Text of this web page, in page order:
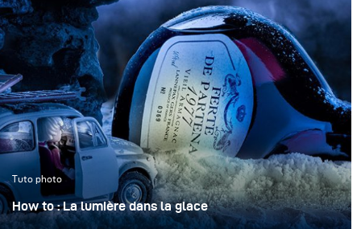
Tuto photo
How to : La lumière dans la glace